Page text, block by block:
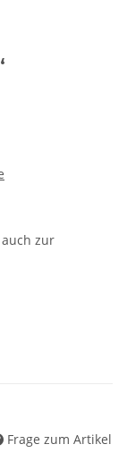
auch zur
Frage zum Artikel